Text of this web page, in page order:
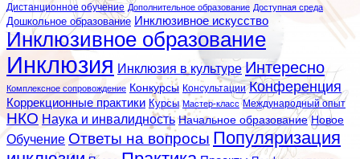
Дистанционное обучение Дополнительное образование Доступная среда
Дошкольное образование Инклюзивное искусство
Инклюзивное образование
Инклюзия Инклюзия в культуре Интересно
Комплексное сопровождение Конкурсы Консультации Конференция
Коррекционные практики Курсы Мастер-класс Международный опыт
НКО Наука и инвалидность Начальное образование Новое
Обучение Ответы на вопросы Популяризация